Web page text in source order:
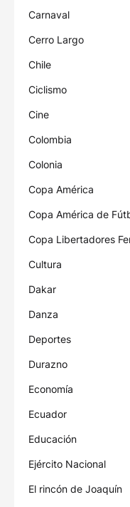
Carnaval
Cerro Largo
Chile
Ciclismo
Cine
Colombia
Colonia
Copa América
Copa América de
Copa Libertadores
Cultura
Dakar
Danza
Deportes
Durazno
Economía
Ecuador
Educación
Ejército Nacional
El rincón de Joaquín